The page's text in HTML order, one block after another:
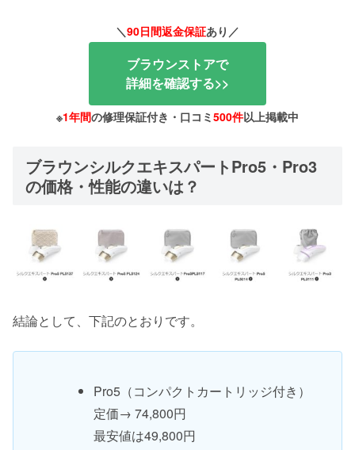
＼90日間返金保証あり ／
ブラウンストアで
詳細を確認する>>
※1年間の修理保証付き・口コミ500件以上掲載中
ブラウンシルクエキスパートPro5・Pro3
の価格・性能の違いは？
結論として、下記のとおりです。
Pro5（コンパクトカートリッジ付き）
定価→ 74,800円
最安値は49,800円